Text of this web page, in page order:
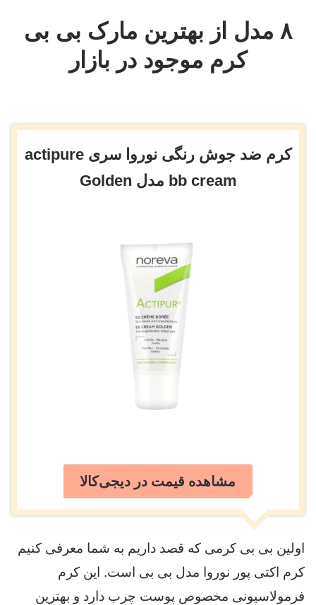
۸ مدل از بهترین مارک بی بی
کرم موجود در بازار
کرم ضد جوش رنگی نوروا سری actipure
bb cream مدل Golden
مشاهده قیمت در دیجی‌کالا
اولین بی بی کرمی که قصد داریم به شما معرفی کنیم
کرم اکتی پور نوروا مدل بی بی است. این کرم
فرمولاسیونی مخصوص پوست چرب دارد و بهترین